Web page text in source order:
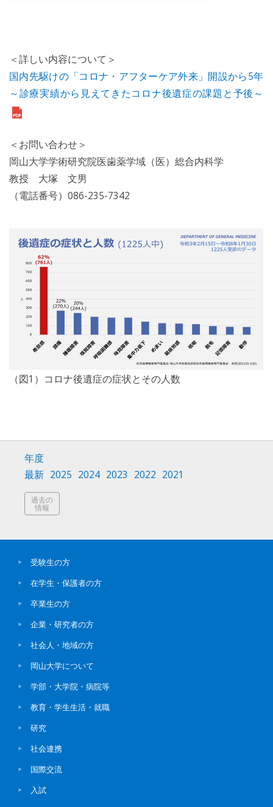
＜詳しい内容について＞
国内先駆けの「コロナ・アフターケア外来」開設から5年
～診療実績から見えてきたコロナ後遺症の課題と予後～
＜お問い合わせ＞
岡山大学学術研究院医歯薬学域（医）総合内科学
教授 大塚 文男
（電話番号）086-235-7342
（図1）コロナ後遺症の症状とその人数
年度
最新 2025 2024 2023 2022 2021
過去の
情報
受験生の方
在学生・保護者の方
卒業生の方
企業・研究者の方
社会人・地域の方
岡山大学について
学部・大学院・病院等
教育・学生生活・就職
研究
社会連携
国際交流
入試